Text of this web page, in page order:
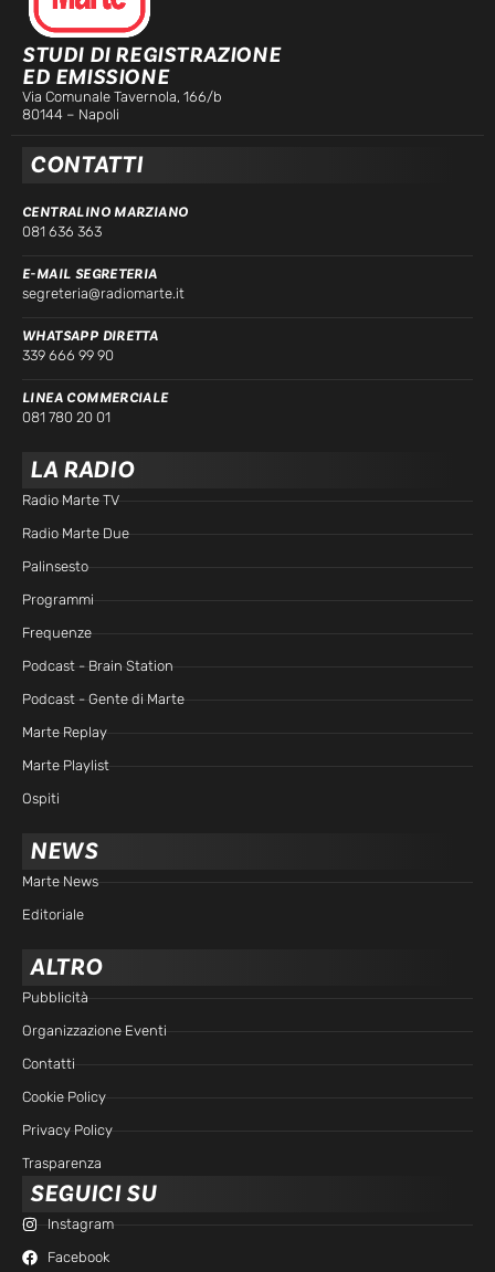
STUDI DI REGISTRAZIONE
ED EMISSIONE
Via Comunale Tavernola, 166/b
80144 – Napoli
CONTATTI
CENTRALINO MARZIANO
081 636 363
E-MAIL SEGRETERIA
segreteria@radiomarte.it
WHATSAPP DIRETTA
339 666 99 90
LINEA COMMERCIALE
081 780 20 01
LA RADIO
Radio Marte TV
Radio Marte Due
Palinsesto
Programmi
Frequenze
Podcast - Brain Station
Podcast - Gente di Marte
Marte Replay
Marte Playlist
Ospiti
NEWS
Marte News
Editoriale
ALTRO
Pubblicità
Organizzazione Eventi
Contatti
Cookie Policy
Privacy Policy
Trasparenza
SEGUICI SU
Instagram
Facebook